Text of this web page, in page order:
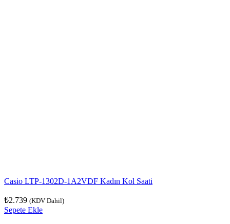
Casio LTP-1302D-1A2VDF Kadın Kol Saati
₺2.739 (KDV Dahil)
Sepete Ekle